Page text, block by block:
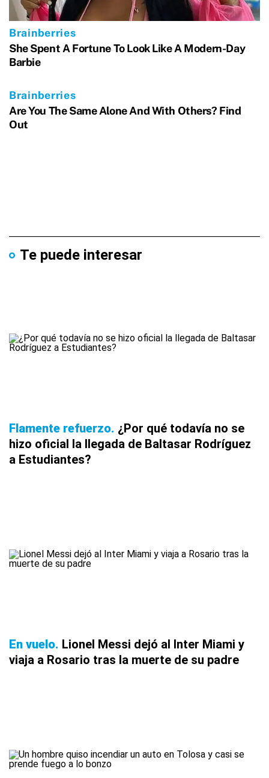
Te puede interesar
Flamente refuerzo ¿Por qué todavía no se
hizo oficial la llegada de Baltasar Rodríguez
a Estudiantes?
En vuelo Lionel Messi dejó al Inter Miami y
viaja a Rosario tras la muerte de su padre